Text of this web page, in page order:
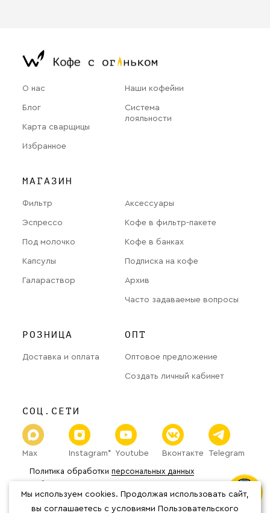
О нас
Блог
Карта сварщицы
Избранное
Наши кофейни
Система
лояльности
МАГАЗИН
Фильтр
Эспрессо
Под молочко
Капсулы
Галараствор
Аксессуары
Кофе в фильтр-пакете
Кофе в банках
Подписка на кофе
Архив
Часто задаваемые вопросы
РОЗНИЦА
Доставка и оплата
ОПТ
Оптовое предложение
Создать личный кабинет
СОЦ.СЕТИ
Max Instagram* Youtube Вконтакте Telegram
Политика обработки персональных данных
© 2026 «The Welder Catherine» Все права защищены.
*Организация Meta Platforms Inc.
Мы используем cookies. Продолжая использовать сайт,
вы соглашаетесь с условиями Пользовательского